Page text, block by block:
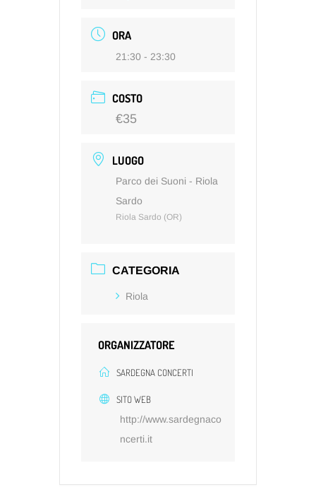
ORA
21:30 - 23:30
COSTO
€35
LUOGO
Parco dei Suoni - Riola
Sardo
Riola Sardo (OR)
CATEGORIA
Riola
ORGANIZZATORE
SARDEGNA CONCERTI
SITO WEB
http://www.sardegnaco
ncerti.it